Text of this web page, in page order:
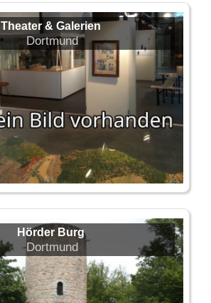
Theater & Galerien
Dortmund
Hörder Burg
Dortmund